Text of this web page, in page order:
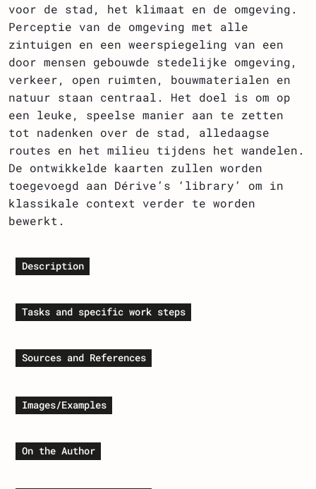
voor de stad, het klimaat en de omgeving.
Perceptie van de omgeving met alle
zintuigen en een weerspiegeling van een
door mensen gebouwde stedelijke omgeving,
verkeer, open ruimten, bouwmaterialen en
natuur staan centraal. Het doel is om op
een leuke, speelse manier aan te zetten
tot nadenken over de stad, alledaagse
routes en het milieu tijdens het wandelen.
De ontwikkelde kaarten zullen worden
toegevoegd aan Dérive’s ‘library’ om in
klassikale context verder te worden
bewerkt.
Description
Tasks and specific work steps
Sources and References
Images/Examples
On the Author